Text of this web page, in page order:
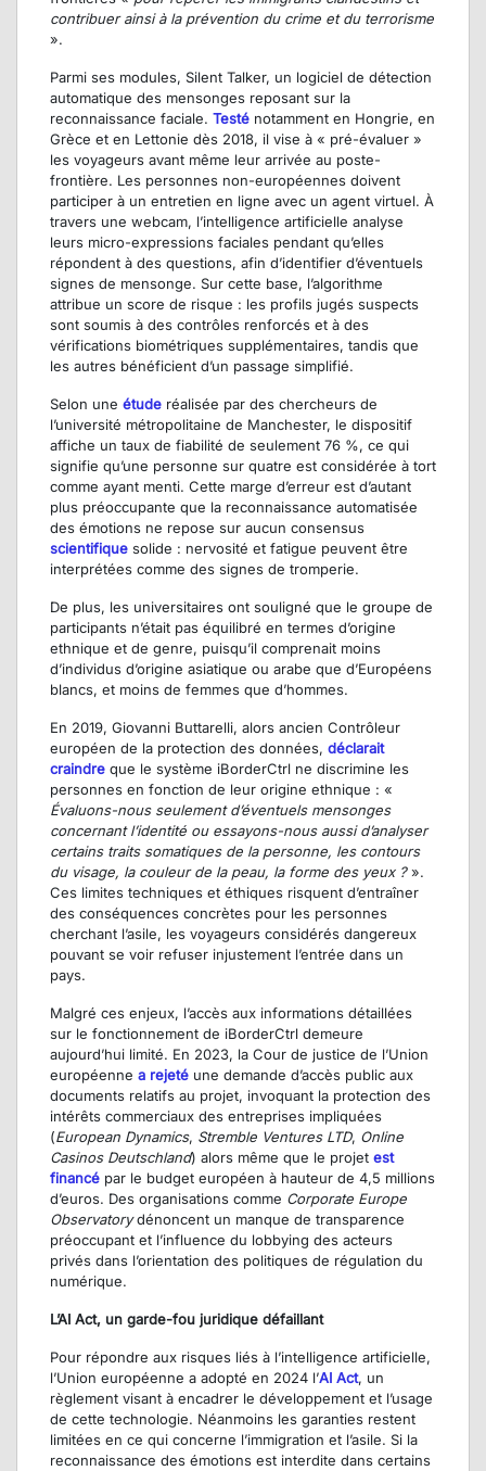
contribuer ainsi à la prévention du crime et du terrorisme
».
Parmi ses modules, Silent Talker, un logiciel de détection
automatique des mensonges reposant sur la
reconnaissance faciale. Testé notamment en Hongrie, en
Grèce et en Lettonie dès 2018, il vise à « pré-évaluer »
les voyageurs avant même leur arrivée au poste-
frontière. Les personnes non-européennes doivent
participer à un entretien en ligne avec un agent virtuel. À
travers une webcam, l’intelligence artificielle analyse
leurs micro-expressions faciales pendant qu’elles
répondent à des questions, afin d’identifier d’éventuels
signes de mensonge. Sur cette base, l’algorithme
attribue un score de risque : les profils jugés suspects
sont soumis à des contrôles renforcés et à des
vérifications biométriques supplémentaires, tandis que
les autres bénéficient d’un passage simplifié.
Selon une étude réalisée par des chercheurs de
l’université métropolitaine de Manchester, le dispositif
affiche un taux de fiabilité de seulement 76 %, ce qui
signifie qu’une personne sur quatre est considérée à tort
comme ayant menti. Cette marge d’erreur est d’autant
plus préoccupante que la reconnaissance automatisée
des émotions ne repose sur aucun consensus
scientifique solide : nervosité et fatigue peuvent être
interprétées comme des signes de tromperie.
De plus, les universitaires ont souligné que le groupe de
participants n’était pas équilibré en termes d’origine
ethnique et de genre, puisqu’il comprenait moins
d’individus d’origine asiatique ou arabe que d’Européens
blancs, et moins de femmes que d’hommes.
En 2019, Giovanni Buttarelli, alors ancien Contrôleur
européen de la protection des données, déclarait
craindre que le système iBorderCtrl ne discrimine les
personnes en fonction de leur origine ethnique : «
Évaluons-nous seulement d’éventuels mensonges
concernant l’identité ou essayons-nous aussi d’analyser
certains traits somatiques de la personne, les contours
du visage, la couleur de la peau, la forme des yeux ?».
Ces limites techniques et éthiques risquent d’entraîner
des conséquences concrètes pour les personnes
cherchant l’asile, les voyageurs considérés dangereux
pouvant se voir refuser injustement l’entrée dans un
pays.
Malgré ces enjeux, l’accès aux informations détaillées
sur le fonctionnement de iBorderCtrl demeure
aujourd’hui limité. En 2023, la Cour de justice de l’Union
européenne a rejeté une demande d’accès public aux
documents relatifs au projet, invoquant la protection des
intérêts commerciaux des entreprises impliquées
(European Dynamics, Stremble Ventures LTD, Online
Casinos Deutschland) alors même que le projet est
financé par le budget européen à hauteur de 4,5 millions
d’euros. Des organisations comme Corporate Europe
Observatorydénoncent un manque de transparence
préoccupant et l’influence du lobbying des acteurs
privés dans l’orientation des politiques de régulation du
numérique.
L’AI Act, un garde-fou juridique défaillant
Pour répondre aux risques liés à l’intelligence artificielle,
l’Union européenne a adopté en 2024 l’AI Act, un
règlement visant à encadrer le développement et l’usage
de cette technologie. Néanmoins les garanties restent
limitées en ce qui concerne l’immigration et l’asile. Si la
reconnaissance des émotions est interdite dans certains